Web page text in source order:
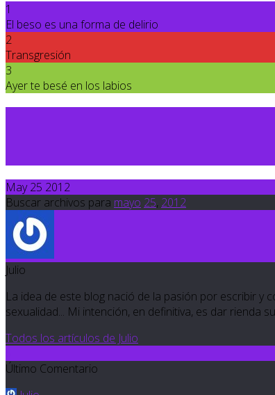
1
El beso es una forma de delirio
2
Transgresión
3
Ayer te besé en los labios
May 25 2012
Buscar archivos para mayo 25, 2012
Julio
La idea de este blog nació de la pasión por escribir y
sexualidad... Mi intención, en definitiva, es dar rienda
Todos los artículos de Julio
Último Comentario